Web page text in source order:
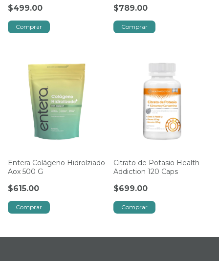
$499.00 $789.00
Entera Colágeno Hidrolziado
Aox 500 G
$615.00
Citrato de Potasio Health
Addiction 120 Caps
$699.00